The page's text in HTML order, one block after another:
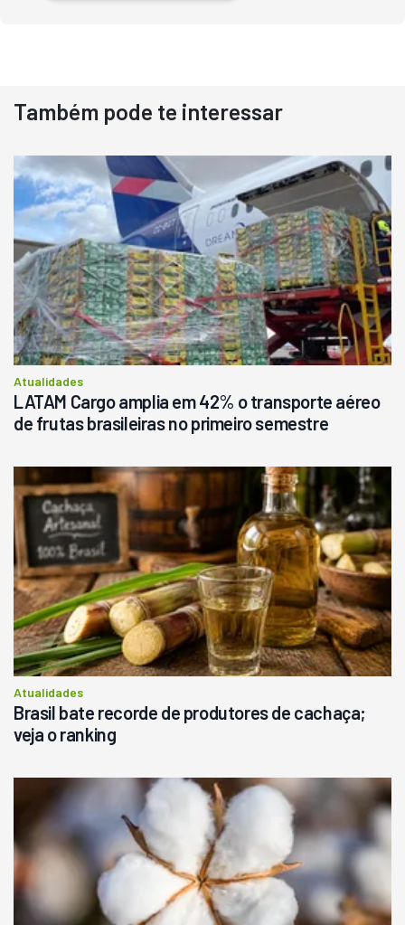
Destaque
Usado
Pá Carregadeira Cat 966
Ano 1987
Londrina
R$ 145.000
Consultar
Também pode te interessar
Atualidades
LATAM Cargo amplia em 42% o transporte aéreo
de frutas brasileiras no primeiro semestre
Atualidades
Brasil bate recorde de produtores de cachaça;
veja o ranking